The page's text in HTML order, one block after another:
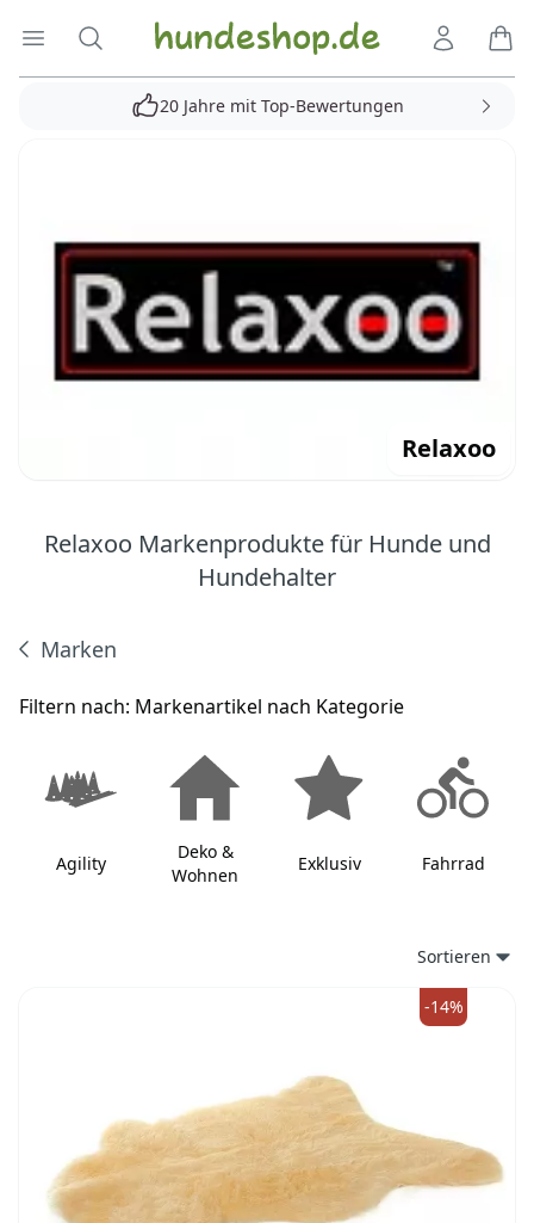
Menü öffnen
Suche Hundeshop.de
20 Jahre mit Top-Bewertungen
Relaxoo
Relaxoo Markenprodukte für Hunde und
Hundehalter
Marken
Produkte
Filtern nach: Markenartikel nach Kategorie
Agility
Deko &
Wohnen
Exklusiv Fahrrad
Sortieren
-14%